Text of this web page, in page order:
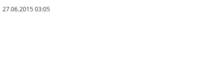
27.06.2015 03:05